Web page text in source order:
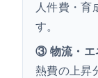
人件費・育
す。
③ 物流・エ
熱費の上昇